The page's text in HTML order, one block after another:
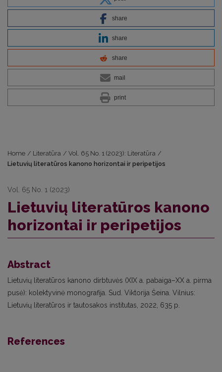
share
share
share
mail
print
Home / Literatūra / Vol. 65 No. 1 (2023): Literatūra /
Lietuvių literatūros kanono horizontai ir peripetijos
Vol. 65 No. 1 (2023)
Lietuvių literatūros kanono
horizontai ir peripetijos
Abstract
Lietuvių literatūros kanono dirbtuvės (XIX a. pabaiga–XX a. pirma
pusė): kolektyvinė monografija. Sud. Viktorija Šeina. Vilnius:
Lietuvių literatūros ir tautosakos institutas, 2022, 635 p.
References